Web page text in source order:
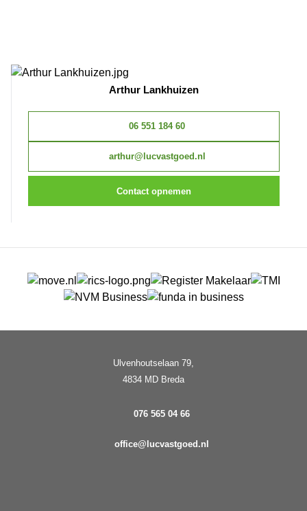
Arthur Lankhuizen
06 551 184 60
arthur@lucvastgoed.nl
Contact opnemen
Ulvenhoutselaan 79,
4834 MD Breda
076 565 04 66
office@lucvastgoed.nl